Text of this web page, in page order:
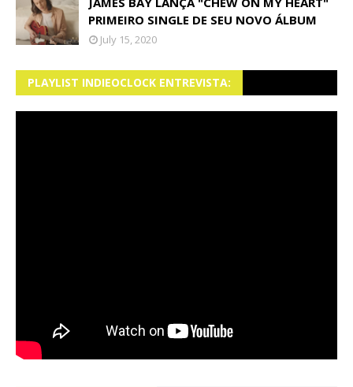
PRIMEIRO SINGLE DE SEU NOVO ÁLBUM
July 15, 2020
PLAYLIST INDIEOCLOCK ENTREVISTA: